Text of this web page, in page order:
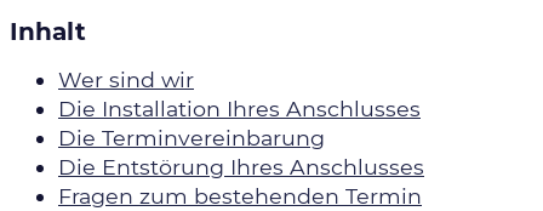
Inhalt
Wer sind wir
Die Installation Ihres Anschlusses
Die Terminvereinbarung
Die Entstörung Ihres Anschlusses
Fragen zum bestehenden Termin